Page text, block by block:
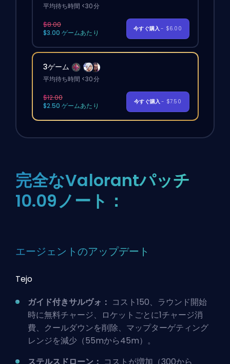
平均待ち時間 <30分
$8.00
$3.00 ゲームあたり
今すぐ購入- $6.00
3ゲーム
平均待ち時間 <30分
$12.00
$2.50 ゲームあたり
今すぐ購入- $7.50
完全なValorantパッチ
10.09ノート：
エージェントのアップデート
Tejo
ガイド付きサルヴォ： コスト150、ラウンド開始
時に無料チャージ、ロケットごとに1チャージ消
費、クールダウンを削除、マップターゲティング
レンジを減少（55mから45m）。
ステルスドローン： コストが増加（300から